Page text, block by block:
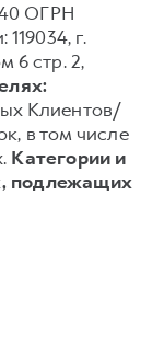
ОГРН
г.
6 стр. 2,
Клиентов/
в том числе
Категории и
подлежащих